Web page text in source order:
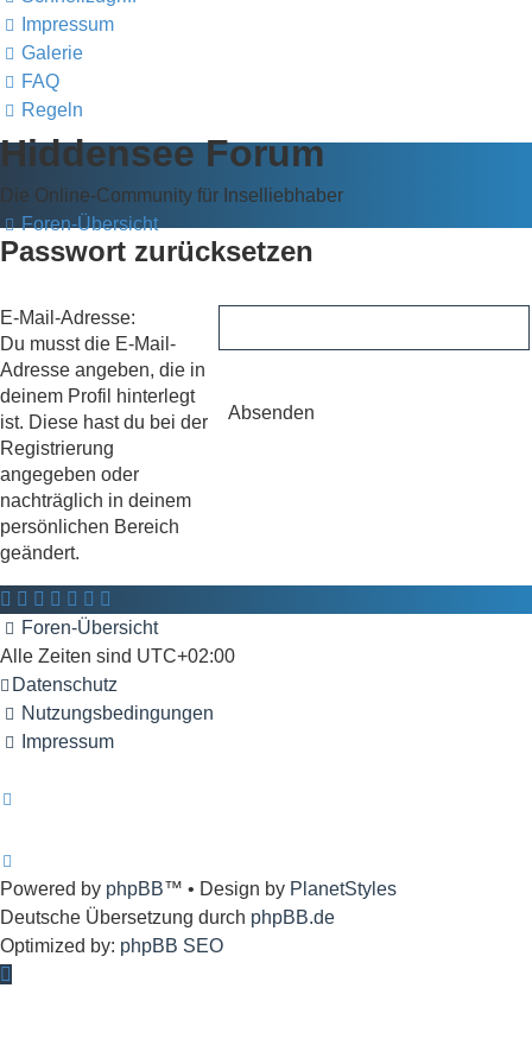
Impressum
Galerie
FAQ
Regeln
Hiddensee Forum
Die Online-Community für Inselliebhaber
Foren-Übersicht
Passwort zurücksetzen
E-Mail-Adresse:
Du musst die E-Mail-
Adresse angeben, die in
deinem Profil hinterlegt
ist. Diese hast du bei der
Registrierung
angegeben oder
nachträglich in deinem
persönlichen Bereich
geändert.
Foren-Übersicht
Alle Zeiten sind UTC+02:00
Datenschutz
Nutzungsbedingungen
Impressum
Powered by phpBB™ • Design by PlanetStyles
Deutsche Übersetzung durch phpBB.de
Optimized by: phpBB SEO